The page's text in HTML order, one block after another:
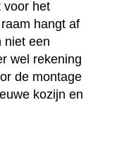
voor het
hangt af
niet een
wel rekening
de montage
kozijn en